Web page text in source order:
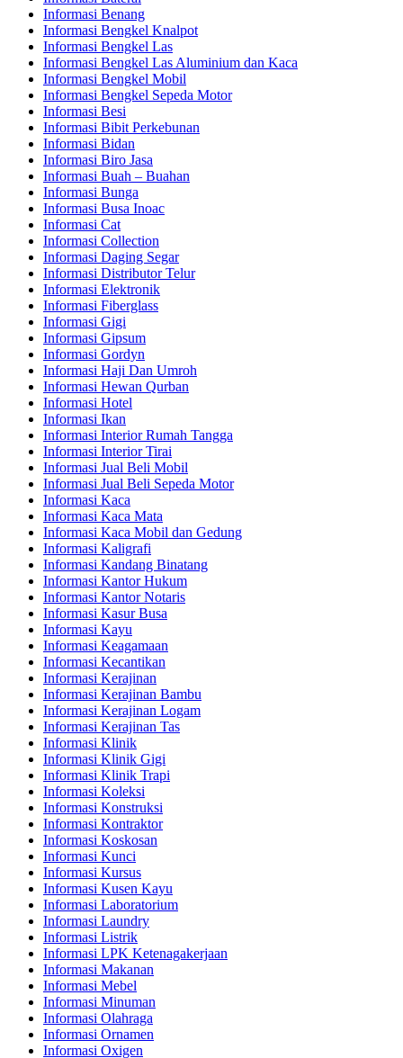
Informasi Benang
Informasi Bengkel Knalpot
Informasi Bengkel Las
Informasi Bengkel Las Aluminium dan Kaca
Informasi Bengkel Mobil
Informasi Bengkel Sepeda Motor
Informasi Besi
Informasi Bibit Perkebunan
Informasi Bidan
Informasi Biro Jasa
Informasi Buah – Buahan
Informasi Bunga
Informasi Busa Inoac
Informasi Cat
Informasi Collection
Informasi Daging Segar
Informasi Distributor Telur
Informasi Elektronik
Informasi Fiberglass
Informasi Gigi
Informasi Gipsum
Informasi Gordyn
Informasi Haji Dan Umroh
Informasi Hewan Qurban
Informasi Hotel
Informasi Ikan
Informasi Interior Rumah Tangga
Informasi Interior Tirai
Informasi Jual Beli Mobil
Informasi Jual Beli Sepeda Motor
Informasi Kaca
Informasi Kaca Mata
Informasi Kaca Mobil dan Gedung
Informasi Kaligrafi
Informasi Kandang Binatang
Informasi Kantor Hukum
Informasi Kantor Notaris
Informasi Kasur Busa
Informasi Kayu
Informasi Keagamaan
Informasi Kecantikan
Informasi Kerajinan
Informasi Kerajinan Bambu
Informasi Kerajinan Logam
Informasi Kerajinan Tas
Informasi Klinik
Informasi Klinik Gigi
Informasi Klinik Trapi
Informasi Koleksi
Informasi Konstruksi
Informasi Kontraktor
Informasi Koskosan
Informasi Kunci
Informasi Kursus
Informasi Kusen Kayu
Informasi Laboratorium
Informasi Laundry
Informasi Listrik
Informasi LPK Ketenagakerjaan
Informasi Makanan
Informasi Mebel
Informasi Minuman
Informasi Olahraga
Informasi Ornamen
Informasi Oxigen